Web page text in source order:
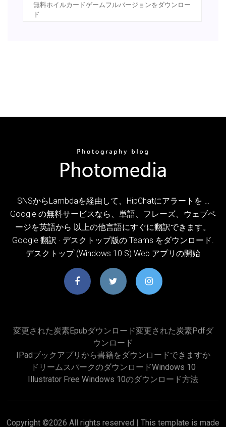
無料ホイルカードゲームフルバージョンをダウンロー
ド
SNSからLambdaを経由して、HipChatにアラートを …
Google の無料サービスなら、単語、フレーズ、ウェブペ
ージを英語から 以上の他言語にすぐに翻訳できます。
Google 翻訳 · デスクトップ版の Teams をダウンロード.
デスクトップ (Windows 10 S) Web アプリの開始
変更された炭素epubダウンロード変更された炭素pdfダ
ウンロード
IPadブックアプリから書籍をダウンロードできますか
ドリームスパークのダウンロードwindows 10
Illustrator Free Windows 10のダウンロード方法
Copyright ©2026 All rights reserved | This template is made